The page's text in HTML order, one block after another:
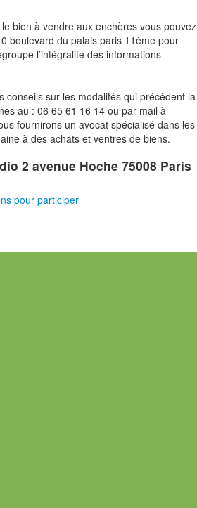
bien à vendre aux enchères vous pouvez
boulevard du palais paris 11ème pour
l’intégralité des informations
conseils sur les modalités qui précèdent la
au : 06 65 61 16 14 ou par mail à
fournirons un avocat spécialisé dans les
à des achats et ventres de biens.
2 avenue Hoche 75008 Paris
pour participer